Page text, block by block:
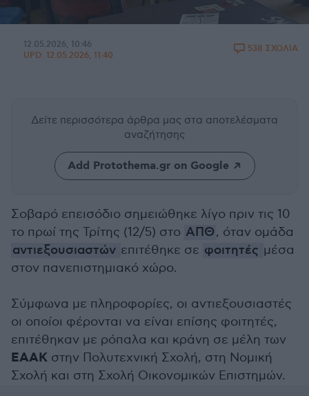
12.05.2026, 10:46
UPD: 12.05.2026, 11:40
538 ΣΧΟΛΙΑ
Δείτε περισσότερα άρθρα μας στα αποτελέσματα
αναζήτησης
Add Protothema.gr on Google
Σοβαρό επεισόδιο σημειώθηκε λίγο πριν τις 10
το πρωί της Τρίτης (12/5) στο ΑΠΘ, όταν ομάδα
αντιεξουσιαστών επιτέθηκε σε φοιτητές μέσα
στον πανεπιστημιακό χώρο.
Σύμφωνα με πληροφορίες, οι αντιεξουσιαστές
οι οποίοι φέρονται να είναι επίσης φοιτητές,
επιτέθηκαν με ρόπαλα και κράνη σε μέλη των
ΕΑΑΚ στην Πολυτεχνική Σχολή, στη Νομική
Σχολή και στη Σχολή Οικονομικών Επιστημών.